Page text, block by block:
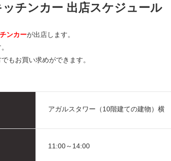
チンカー 出店スケジュール
ンカーが出店します。
もお買い求めができます。
アガルスタワー（10階建ての建物）横
11:00～14:00